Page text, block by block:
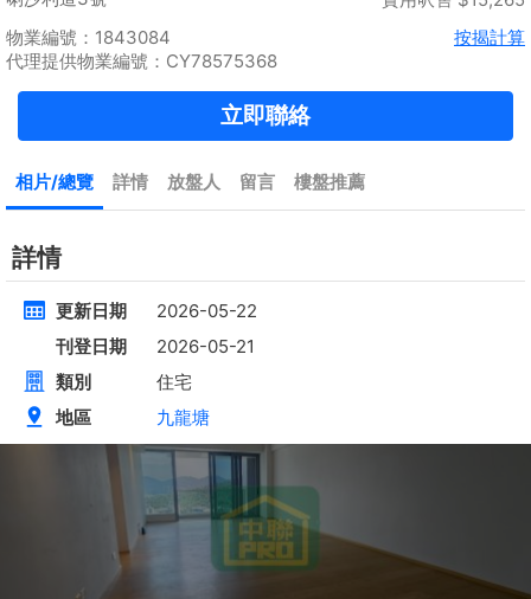
九龍廣場
長沙灣 青山道485號
建築 3631呎@$4,682
實用 2542呎@$6,688
置頂